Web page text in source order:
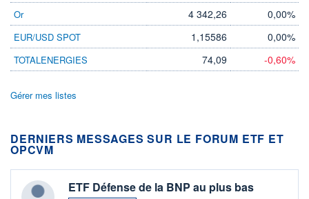
Or 4 342,26 0,00%
EUR/USD SPOT 1,15586 0,00%
TOTALENERGIES 74,09 -0,60%
Gérer mes listes
DERNIERS MESSAGES SUR LE FORUM ETF ET
OPCVM
ETF Défense de la BNP au plus bas